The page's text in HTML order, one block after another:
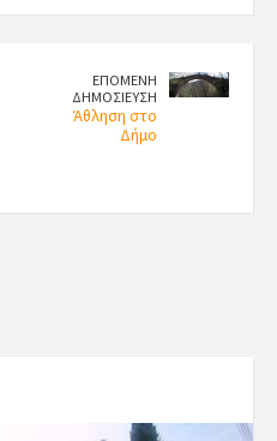
ΕΠΟΜΕΝΗ
ΔΗΜΟΣΙΕΥΣΗ
Άθληση στο
Δήμο